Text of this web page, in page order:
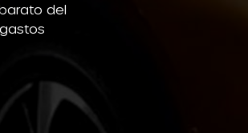
del